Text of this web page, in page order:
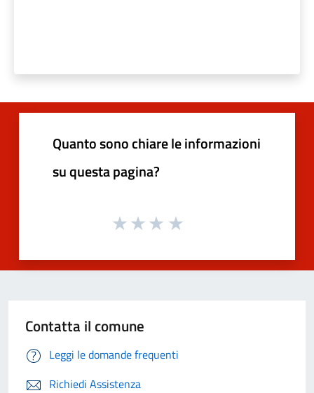
Quanto sono chiare le informazioni
su questa pagina?
Contatta il comune
Leggi le domande frequenti
Richiedi Assistenza